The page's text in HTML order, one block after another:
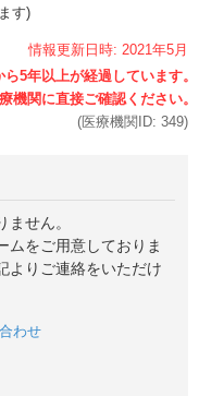
す)
情報更新日時: 2021年5月
(医療機関ID: 349)
せん。
ムをご用意しておりま
よりご連絡をいただけ
わせ